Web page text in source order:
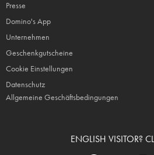
Presse
Domino's App
Unternehmen
Geschenkgutscheine
Cookie Einstellungen
Datenschutz
Allgemeine Geschäftsbedingungen
ENGLISH VISITOR?